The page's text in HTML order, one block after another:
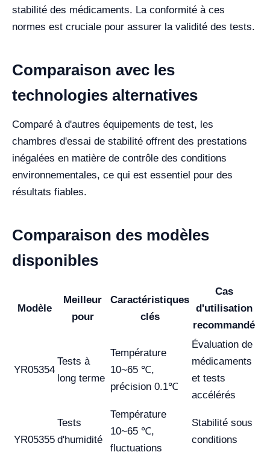
stabilité des médicaments. La conformité à ces
normes est cruciale pour assurer la validité des tests.
Comparaison avec les
technologies alternatives
Comparé à d'autres équipements de test, les
chambres d'essai de stabilité offrent des prestations
inégalées en matière de contrôle des conditions
environnementales, ce qui est essentiel pour des
résultats fiables.
Comparaison des modèles
disponibles
Modèle
Meilleur
pour
Caractéristiques
clés
Cas
d'utilisation
recommandé
YR05354
Tests à
long terme
Température
10~65 ℃,
précision 0.1℃
Évaluation de
médicaments
et tests
accélérés
YR05355
Tests
d'humidité
Température
10~65 ℃,
fluctuations
Stabilité sous
conditions